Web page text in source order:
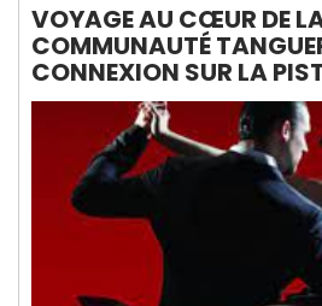
VOYAGE AU CŒUR DE
COMMUNAUTÉ
CONNEXION SUR LA